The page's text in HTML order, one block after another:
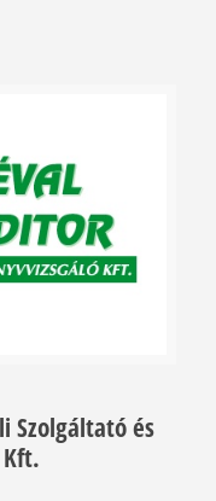
Szolgáltató és